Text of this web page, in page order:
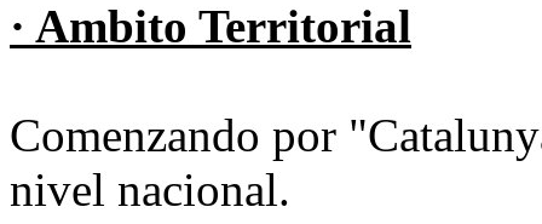
· Ambito Territorial
Comenzando por
nivel nacional.